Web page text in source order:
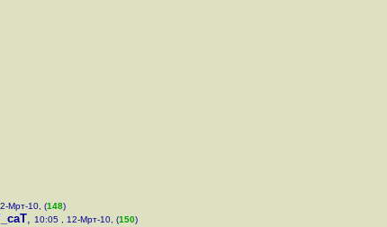
Мрт-10, (148)
, 10:05 , 12-Мрт-10, (150)